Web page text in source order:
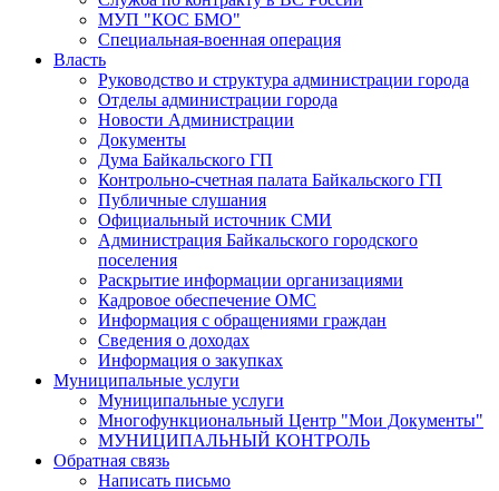
МУП "КОС БМО"
Специальная-военная операция
Власть
Руководство и структура администрации города
Отделы администрации города
Новости Администрации
Документы
Дума Байкальского ГП
Контрольно-счетная палата Байкальского ГП
Публичные слушания
Официальный источник СМИ
Администрация Байкальского городского
поселения
Раскрытие информации организациями
Кадровое обеспечение ОМС
Информация с обращениями граждан
Сведения о доходах
Информация о закупках
Муниципальные услуги
Муниципальные услуги
Многофункциональный Центр "Мои Документы"
МУНИЦИПАЛЬНЫЙ КОНТРОЛЬ
Обратная связь
Написать письмо